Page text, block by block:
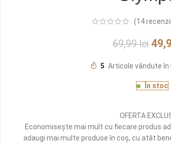
(14
69,99lei
5 Articole vândute în
În stoc
OFERTA
Economisește mai mult cu fiecare produs
adaugi mai multe produse în coș, cu atât